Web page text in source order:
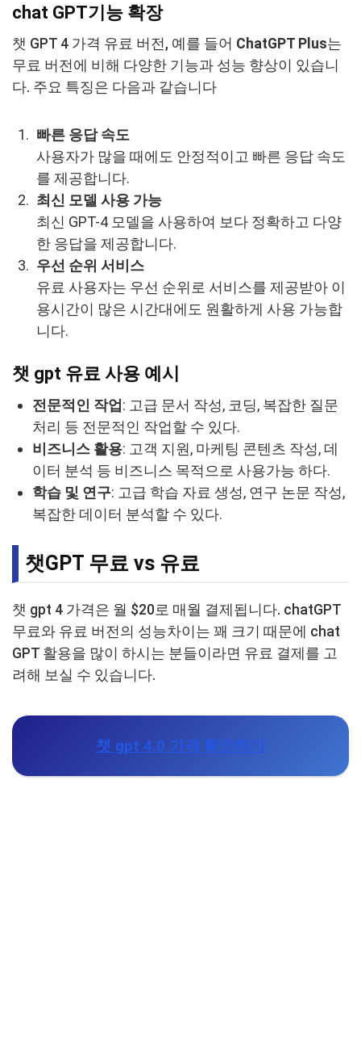
chat GPT기능 확장
챗 GPT 4 가격 유료 버전, 예를 들어 ChatGPT Plus는
무료 버전에 비해 다양한 기능과 성능 향상이 있습니
다. 주요 특징은 다음과 같습니다
빠른 응답 속도
사용자가 많을 때에도 안정적이고 빠른 응답 속도
를 제공합니다.
최신 모델 사용 가능
최신 GPT-4 모델을 사용하여 보다 정확하고 다양
한 응답을 제공합니다.
우선 순위 서비스
유료 사용자는 우선 순위로 서비스를 제공받아 이
용시간이 많은 시간대에도 원활하게 사용 가능합
니다.
챗 gpt 유료 사용 예시
전문적인 작업 : 고급 문서 작성, 코딩, 복잡한 질문
처리 등 전문적인 작업할 수 있다.
비즈니스 활용: 고객 지원, 마케팅 콘텐츠 작성, 데
이터 분석 등 비즈니스 목적으로 사용가능 하다.
학습 및 연구: 고급 학습 자료 생성, 연구 논문 작성,
복잡한 데이터 분석할 수 있다.
챗GPT 무료 vs 유료
챗 gpt 4 가격은 월 $20로 매월 결제됩니다. chatGPT
무료와 유료 버전의 성능차이는 꽤 크기 때문에 chat
GPT 활용을 많이 하시는 분들이라면 유료 결제를 고
려해 보실 수 있습니다.
챗 gpt 4.0 가격 확인하기